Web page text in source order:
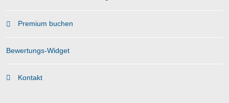
Premium buchen
Bewertungs-Widget
Kontakt